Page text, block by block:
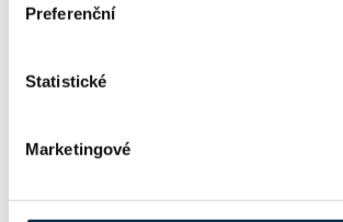
Preferenční
Statistické
Marketingové
34 rozvody, společné jmění manželů